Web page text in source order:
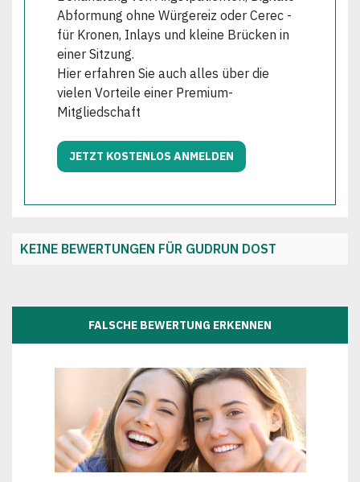
Abformung ohne Würgereiz oder Cerec -
für Kronen, Inlays und kleine Brücken in
einer Sitzung.
Hier erfahren Sie auch alles über die
vielen Vorteile einer Premium-
Mitgliedschaft
JETZT KOSTENLOS ANMELDEN
KEINE BEWERTUNGEN FÜR GUDRUN DOST
FALSCHE BEWERTUNG ERKENNEN